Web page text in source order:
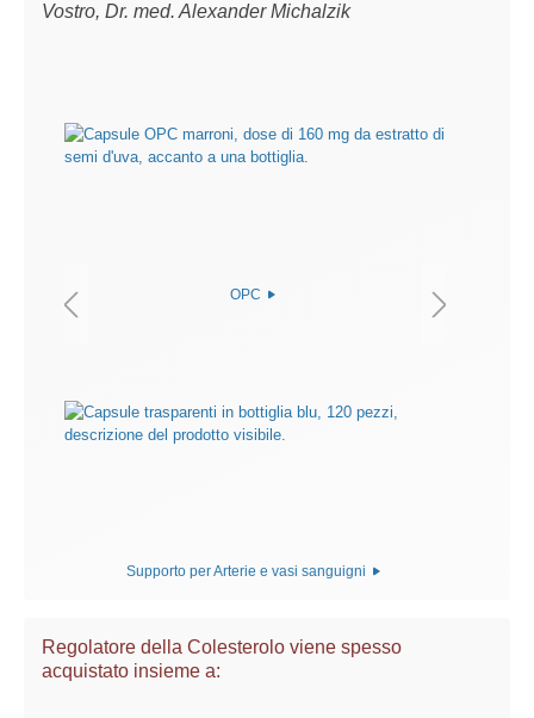
Vostro, Dr. med. Alexander Michalzik
OPC
Supporto per Arterie e vasi sanguigni
Regolatore della Colesterolo viene spesso
acquistato insieme a: